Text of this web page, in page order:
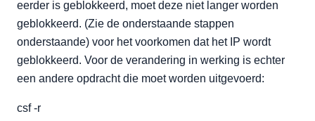
eerder is geblokkeerd, moet deze niet langer worden
geblokkeerd. (Zie de onderstaande stappen
onderstaande) voor het voorkomen dat het IP wordt
geblokkeerd. Voor de verandering in werking is echter
een andere opdracht die moet worden uitgevoerd:
csf -r